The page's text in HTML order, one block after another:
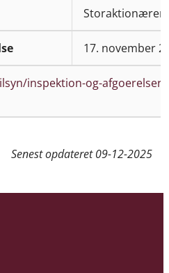
Storaktionærer
17. november
inspektion-og-
Senest opdateret09-12-2025